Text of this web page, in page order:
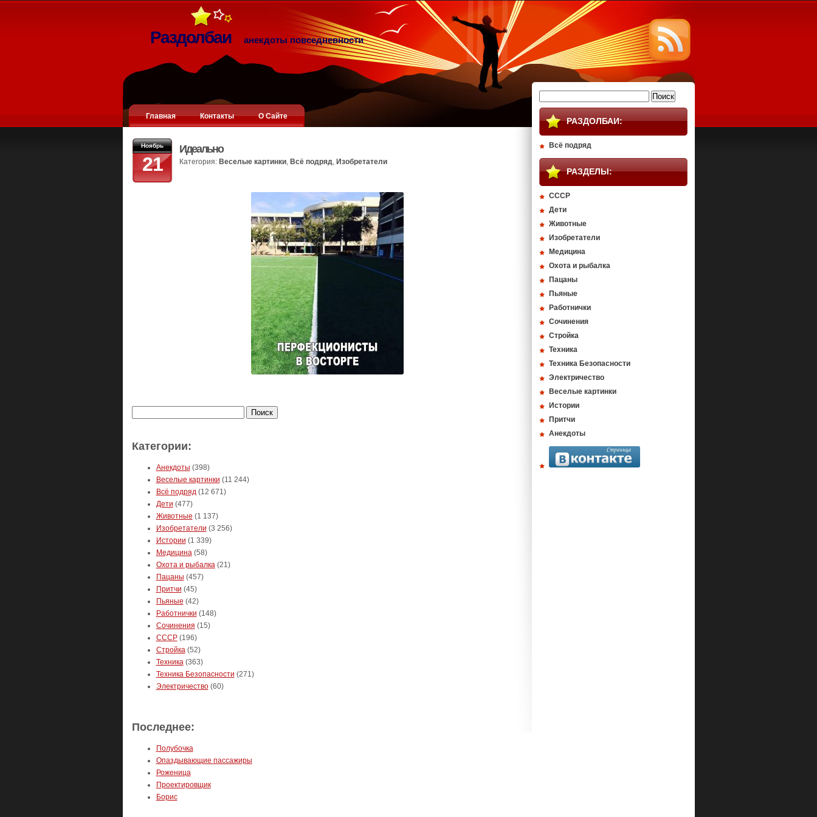
Раздолбаи анекдоты повседневности
Главная Контакты О Сайте
Ноябрь
21
Идеально
Категория: Веселые картинки, Всё подряд, Изобретатели
Категории:
Анекдоты (398)
Веселые картинки (11 244)
Всё подряд(12 671)
Дети (477)
Животные (1 137)
Изобретатели (3 256)
Истории (1 339)
Медицина(58)
Охота и рыбалка(21)
Пацаны (457)
Притчи (45)
Пьяные (42)
Работнички (148)
Сочинения (15)
СССР(196)
Стройка(52)
Техника(363)
Техника Безопасности (271)
Электричество(60)
Последнее:
Полубочка
Опаздывающие пассажиры
Роженица
Проектировщик
Борис
РАЗДОЛБАИ:
Всё подряд
РАЗДЕЛЫ:
СССР
Дети
Животные
Изобретатели
Медицина
Охота и рыбалка
Пацаны
Пьяные
Работнички
Сочинения
Стройка
Техника
Техника Безопасности
Электричество
Веселые картинки
Истории
Притчи
Анекдоты